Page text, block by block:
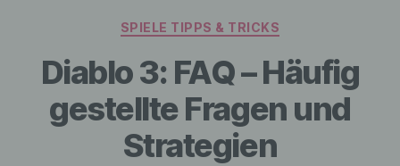
Kategorien
SPIELE TIPPS & TRICKS
Diablo 3: FAQ – Häufig
gestellte Fragen und
Strategien